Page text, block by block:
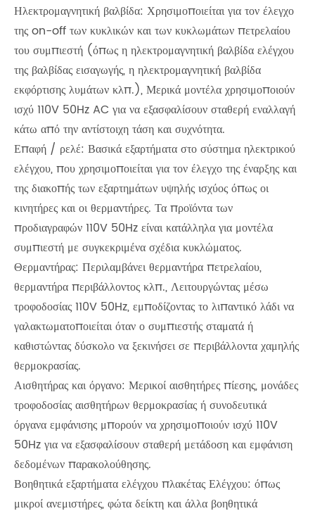
Ηλεκτρομαγνητική βαλβίδα: Χρησιμοποιείται για τον έλεγχο
της on-off των κυκλικών και των κυκλωμάτων πετρελαίου
του συμπιεστή (όπως η ηλεκτρομαγνητική βαλβίδα ελέγχου
της βαλβίδας εισαγωγής, η ηλεκτρομαγνητική βαλβίδα
εκφόρτισης λυμάτων κλπ.), Μερικά μοντέλα χρησιμοποιούν
ισχύ 110V 50Hz AC για να εξασφαλίσουν σταθερή εναλλαγή
κάτω από την αντίστοιχη τάση και συχνότητα.
Επαφή / ρελέ: Βασικά εξαρτήματα στο σύστημα ηλεκτρικού
ελέγχου, που χρησιμοποιείται για τον έλεγχο της έναρξης και
της διακοπής των εξαρτημάτων υψηλής ισχύος όπως οι
κινητήρες και οι θερμαντήρες. Τα προϊόντα των
προδιαγραφών 110V 50Hz είναι κατάλληλα για μοντέλα
συμπιεστή με συγκεκριμένα σχέδια κυκλώματος.
Θερμαντήρας: Περιλαμβάνει θερμαντήρα πετρελαίου,
θερμαντήρα περιβάλλοντος κλπ., Λειτουργώντας μέσω
τροφοδοσίας 110V 50Hz, εμποδίζοντας το λιπαντικό λάδι να
γαλακτωματοποιείται όταν ο συμπιεστής σταματά ή
καθιστώντας δύσκολο να ξεκινήσει σε περιβάλλοντα χαμηλής
θερμοκρασίας.
Αισθητήρας και όργανο: Μερικοί αισθητήρες πίεσης, μονάδες
τροφοδοσίας αισθητήρων θερμοκρασίας ή συνοδευτικά
όργανα εμφάνισης μπορούν να χρησιμοποιούν ισχύ 110V
50Hz για να εξασφαλίσουν σταθερή μετάδοση και εμφάνιση
δεδομένων παρακολούθησης.
Βοηθητικά εξαρτήματα ελέγχου πλακέτας Ελέγχου: όπως
μικροί ανεμιστήρες, φώτα δείκτη και άλλα βοηθητικά